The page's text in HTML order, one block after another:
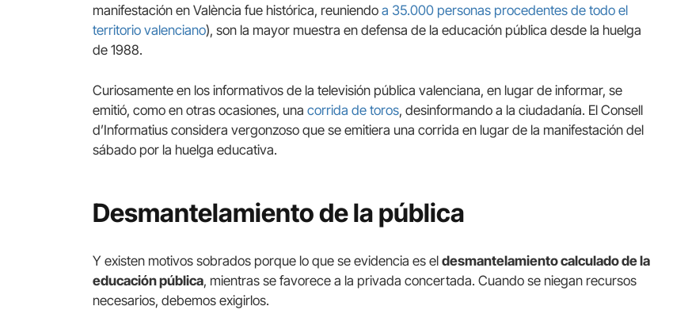
manifestación en València fue histórica, reuniendoa 35.000 personas procedentes de todo el
territorio valenciano), son la mayor muestra en defensa de la educación pública desde la huelga
de 1988.
Curiosamente en los informativos de la televisión pública valenciana, en lugar de informar, se
emitió, como en otras ocasiones, unacorrida de toros, desinformando a la ciudadanía. El Consell
d’Informatius considera vergonzoso que se emitiera una corrida en lugar de la manifestación del
sábado por la huelga educativa.
Desmantelamiento de la pública
Y existen motivos sobrados porque lo que se evidencia es eldesmantelamiento calculado de la
educación pública, mientras se favorece a la privada concertada. Cuando se niegan recursos
necesarios, debemos exigirlos.